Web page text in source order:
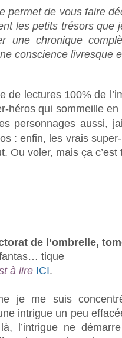
permet de vous faire
les petits trésors que
une chronique
conscience livresque
de lectures 100% de
héros qui sommeille
personnages aussi,
: enfin, les vrais
Ou voler, mais ça c’est
de l’ombrelle,
tique
à lire ICI.
je me suis
intrigue un peu
l’intrigue ne